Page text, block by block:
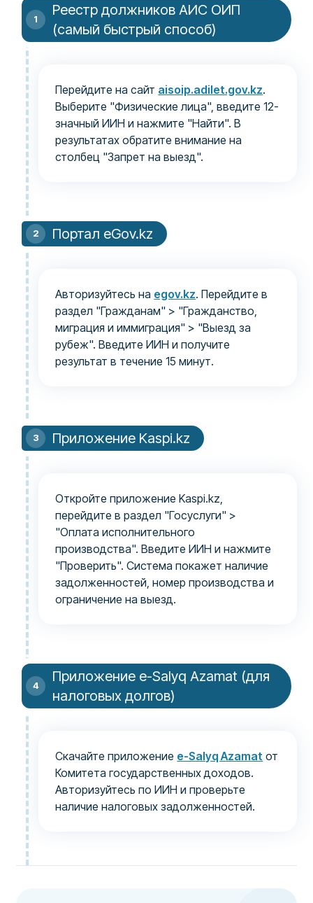
Реестр должников АИС ОИП
(самый быстрый способ)
Перейдите на сайт aisoip.adilet.gov.kz.
Выберите "Физические лица", введите 12-
значный ИИН и нажмите "Найти". В
результатах обратите внимание на
столбец "Запрет на выезд".
Портал eGov.kz
Авторизуйтесь на egov.kz. Перейдите в
раздел "Гражданам" > "Гражданство,
миграция и иммиграция" > "Выезд за
рубеж". Введите ИИН и получите
результат в течение 15 минут.
Приложение Kaspi.kz
Откройте приложение Kaspi.kz,
перейдите в раздел "Госуслуги" >
"Оплата исполнительного
производства". Введите ИИН и нажмите
"Проверить". Система покажет наличие
задолженностей, номер производства и
ограничение на выезд.
Приложение e-Salyq Azamat (для
налоговых долгов)
Скачайте приложение e-Salyq Azamat от
Комитета государственных доходов.
Авторизуйтесь по ИИН и проверьте
наличие налоговых задолженностей.